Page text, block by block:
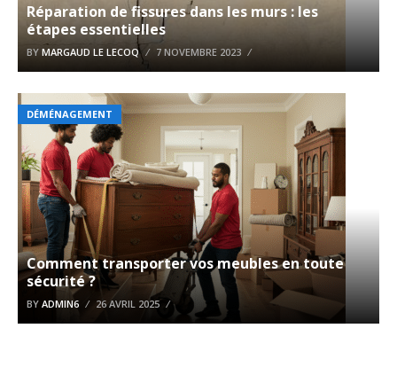
Réparation de fissures dans les murs : les
étapes essentielles
BY MARGAUD LE LECOQ 7 NOVEMBRE 2023
DÉMÉNAGEMENT
Comment transporter vos meubles en toute
sécurité ?
BY ADMIN6 26 AVRIL 2025